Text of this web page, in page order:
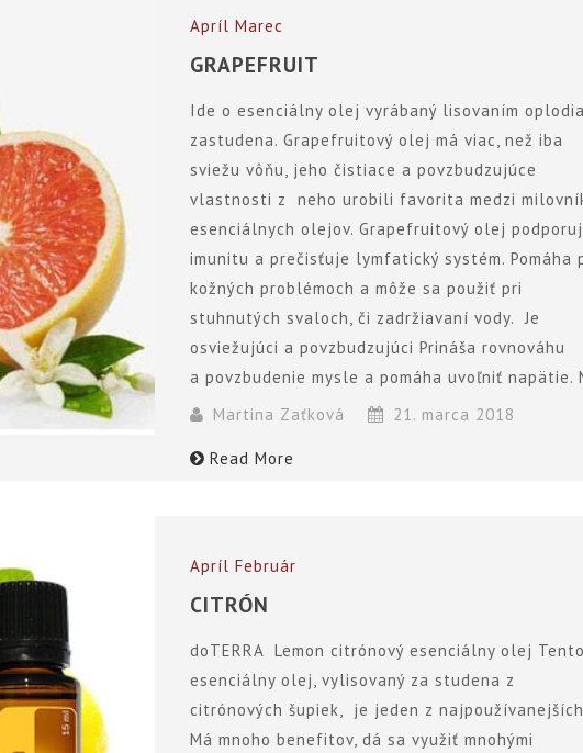
Apríl Marec
GRAPEFRUIT
Ide o esenciálny olej vyrábaný lisovaním oplodia
zastudena. Grapefruitový olej má viac, než iba
sviežu vôňu, jeho čistiace a povzbudzujúce
vlastnosti z neho urobili favorita medzi
esenciálnych olejov. Grapefruitový olej
imunitu a prečisťuje lymfatický systém. Pomáha
kožných problémoch a môže sa použiť pri
stuhnutých svaloch, či zadržiavaní vody. Je
osviežujúci a povzbudzujúci Prináša rovnováhu
a povzbudenie mysle a pomáha uvoľniť napätie.
Martina Zaťková
21. marca 2018
Read More
Apríl Február
CITRÓN
doTERRA Lemon citrónový esenciálny olej Tento
esenciálny olej, vylisovaný za studena z
citrónových šupiek, je jeden z
Má mnoho benefitov, dá sa využiť mnohými